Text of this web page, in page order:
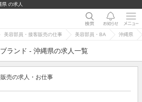
の求人
美容部員・接客販売の仕事 美容部員・BA 沖縄県
ランド - 沖縄県の求人一覧
売の求人・お仕事